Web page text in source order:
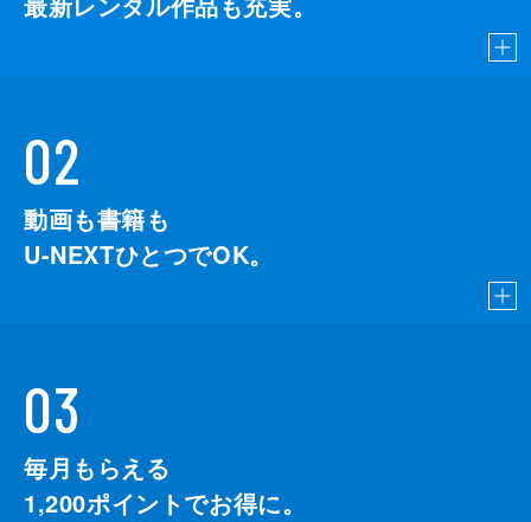
02
動画も書籍も
U-NEXTひとつでOK。
03
毎月もらえる
1,200ポイントでお得に。